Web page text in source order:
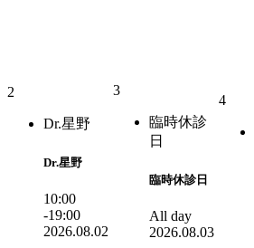
2
Dr.星野
Dr.星野
10:00
-19:00
2026.08.02
3
臨時休診
日
臨時休診日
All day
2026.08.03
4